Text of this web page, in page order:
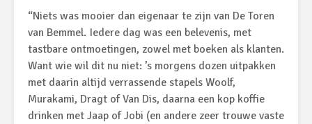
“Niets was mooier dan eigenaar te zijn van De Toren
van Bemmel. Iedere dag was een belevenis, met
tastbare ontmoetingen, zowel met boeken als klanten.
Want wie wil dit nu niet: ’s morgens dozen uitpakken
met daarin altijd verrassende stapels Woolf,
Murakami, Dragt of Van Dis, daarna een kop koffie
drinken met Jaap of Jobi (en andere zeer trouwe vaste